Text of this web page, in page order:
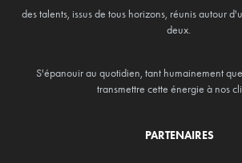
des talents, issus de tous horizons, réunis autour
deux.
S'épanouir au quotidien, tant humainement
transmettre cette énergie à nos
PARTENAIRES